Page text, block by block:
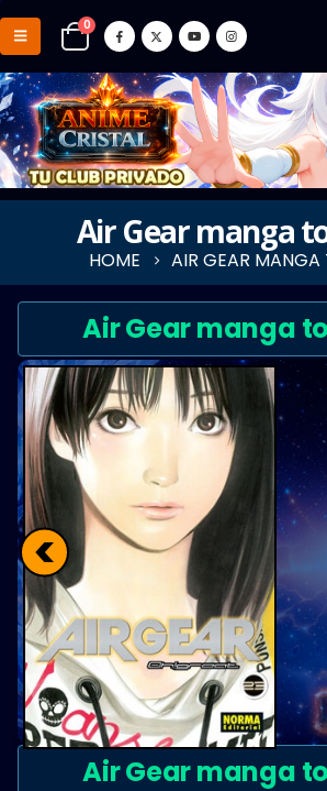
0
Air Gear manga
HOME AIR GEAR
Air Gear manga
<
Air Gear manga